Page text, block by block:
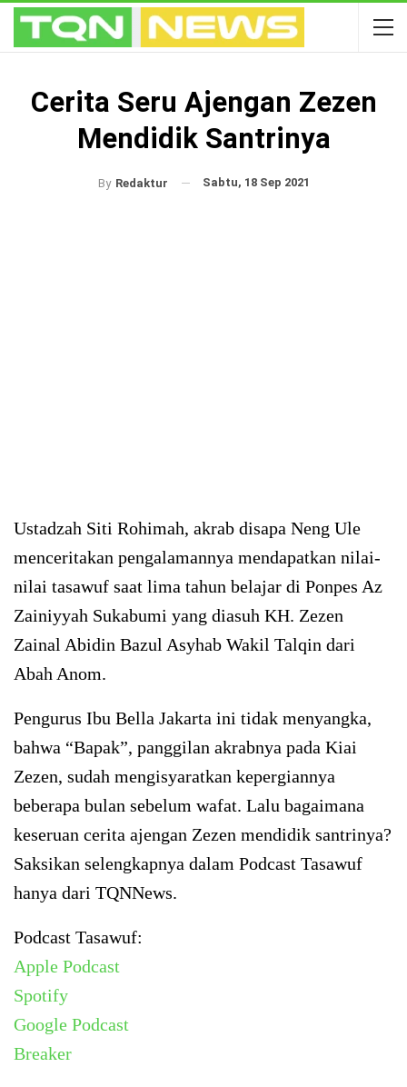
Cerita Seru Ajengan Zezen
Mendidik Santrinya
By Redaktur Sabtu, 18 Sep 2021
Ustadzah Siti Rohimah, akrab disapa Neng Ule
menceritakan pengalamannya mendapatkan nilai-
nilai tasawuf saat lima tahun belajar di Ponpes Az
Zainiyyah Sukabumi yang diasuh KH. Zezen
Zainal Abidin Bazul Asyhab Wakil Talqin dari
Abah Anom.
Pengurus Ibu Bella Jakarta ini tidak menyangka,
bahwa “Bapak”, panggilan akrabnya pada Kiai
Zezen, sudah mengisyaratkan kepergiannya
beberapa bulan sebelum wafat. Lalu bagaimana
keseruan cerita ajengan Zezen mendidik santrinya?
Saksikan selengkapnya dalam Podcast Tasawuf
hanya dari TQNNews.
Podcast Tasawuf:
Apple Podcast
Spotify
Google Podcast
Breaker